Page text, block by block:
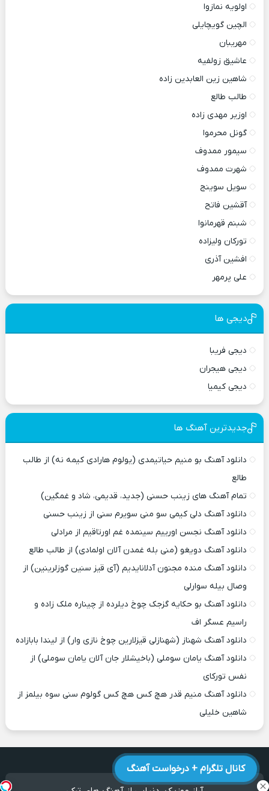
اولویه نمازوا
الچین گویچایلی
مهریبان
عاشیق زولفیه
شاهین زین العابدین زاده
طالب طالع
اوزیر مهدی زاده
گونل محرموا
سیمور ممدوف
شهرت ممدوف
سویل سوینج
آقشین فاتح
شبنم قهرمانوا
تورکان ولیزاده
افشین آذری
علی پرمهر
دیجی ها
دیجی فریبا
دیجی هیجران
دیجی کیمیا
جدیدترین آهنگ ها
دانلود آهنگ بو منیم حیاتیمدی (یولوم هارادی کیمه نه) از طالب
طالع
تمام آهنگ های زینب حسنی (جدید، قدیمی، شاد و غمگین)
دانلود آهنگ دلی کیمی سو منی سویرم سنی از زینب حسنی
دانلود آهنگ نجسن اورییم سینمده غم اورتاقیم از مرادلی
دانلود آهنگ دویغو (منی بله غمدن آلان اولمادی) از طالب طالع
دانلود آهنگ منده مجنون آدلانایدیم (آی قیز سنین گوزلرینین) از
وصال بیله سوارلی
دانلود آهنگ بو حکایه گزجک چوخ دیلرده از چیناره ملک زاده و
راسیم عسگر اف
دانلود آهنگ شهناز (شهنازلی قیزلارین چوخ نازی وار) از لیندا بابازاده
دانلود آهنگ یامان سوملی (باخیشلار جان آلان یامان سوملی) از
نفس تورکای
دانلود آهنگ منیم قدر هچ کس هچ کس گولوم سنی سوه بیلمز از
شاهین خلیلی
کانال تلگرام + درخواست آهنگ